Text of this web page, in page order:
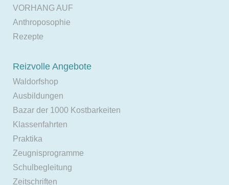
VORHANG AUF
Anthroposophie
Rezepte
Reizvolle Angebote
Waldorfshop
Ausbildungen
Bazar der 1000 Kostbarkeiten
Klassenfahrten
Praktika
Zeugnisprogramme
Schulbegleitung
Zeitschriften